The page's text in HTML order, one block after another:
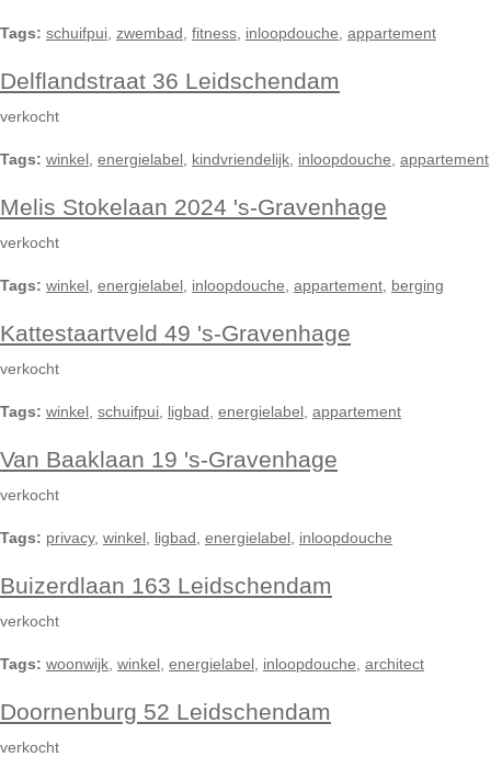
Tags: schuifpui zwembad fitness inloopdouche appartement
Delflandstraat 36 Leidschendam
verkocht
Tags: winkel energielabel kindvriendelijk inloopdouche appartement
Melis Stokelaan 2024 's-Gravenhage
verkocht
Tags: winkel energielabel inloopdouche appartement berging
Kattestaartveld 49 's-Gravenhage
verkocht
Tags: winkel schuifpui ligbad energielabel appartement
Van Baaklaan 19 's-Gravenhage
verkocht
Tags: privacy, winkel ligbad energielabel inloopdouche
Buizerdlaan 163 Leidschendam
verkocht
Tags: woonwijk winkel energielabel inloopdouche architect
Doornenburg 52 Leidschendam
verkocht